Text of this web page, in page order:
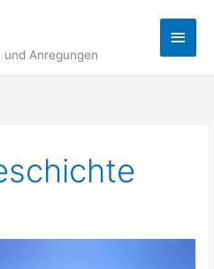
Anregungen